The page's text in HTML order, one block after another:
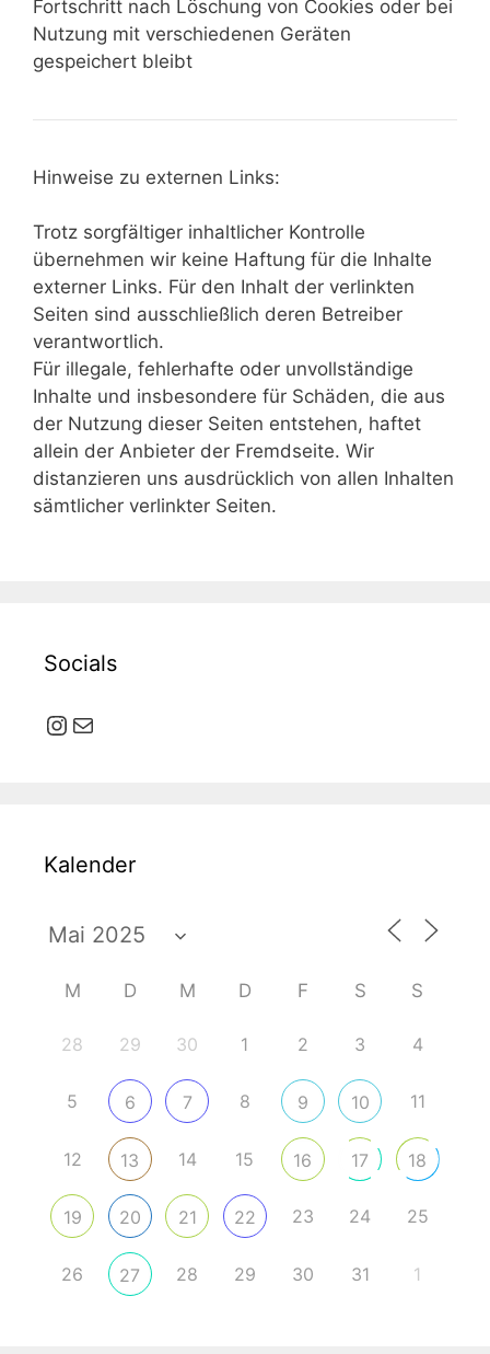
Fortschritt nach Löschung von Cookies oder bei
Nutzung mit verschiedenen Geräten
gespeichert bleibt
Hinweise zu externen Links:
Trotz sorgfältiger inhaltlicher Kontrolle
übernehmen wir keine Haftung für die Inhalte
externer Links. Für den Inhalt der verlinkten
Seiten sind ausschließlich deren Betreiber
verantwortlich.
Für illegale, fehlerhafte oder unvollständige
Inhalte und insbesondere für Schäden, die aus
der Nutzung dieser Seiten entstehen, haftet
allein der Anbieter der Fremdseite. Wir
distanzieren uns ausdrücklich von allen Inhalten
sämtlicher verlinkter Seiten.
Socials
Instagram
E-Mail
Kalender
M D M D F S S
28 29 30 1 2 3 4
5 6 7 8 9 10 11
12 13 14 15 16 17 18
19 20 21 22 23 24 25
26 27 28 29 30 31 1